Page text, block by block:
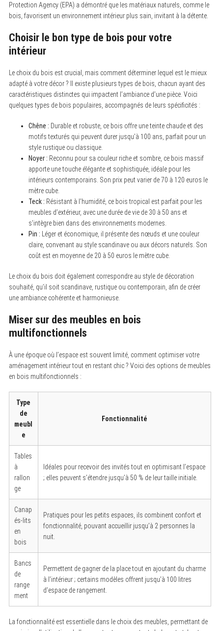
Protection Agency (EPA) a démontré que les matériaux naturels, comme le
bois, favorisent un environnement intérieur plus sain, invitant à la détente.
Choisir le bon type de bois pour votre
intérieur
Le choix du bois est crucial, mais comment déterminer lequel est le mieux
adapté à votre décor ? Il existe plusieurs types de bois, chacun ayant des
caractéristiques distinctes qui impactent l’ambiance d’une pièce. Voici
quelques types de bois populaires, accompagnés de leurs spécificités :
Chêne : Durable et robuste, ce bois offre une teinte chaude et des
motifs texturés qui peuvent durer jusqu’à 100 ans, parfait pour un
style rustique ou classique.
Noyer : Reconnu pour sa couleur riche et sombre, ce bois massif
apporte une touche élégante et sophistiquée, idéale pour les
intérieurs contemporains. Son prix peut varier de 70 à 120 euros le
mètre cube.
Teck : Résistant à l’humidité, ce bois tropical est parfait pour les
meubles d’extérieur, avec une durée de vie de 30 à 50 ans et
s’intègre bien dans des environnements modernes.
Pin : Léger et économique, il présente des nœuds et une couleur
claire, convenant au style scandinave ou aux décors naturels. Son
coût est en moyenne de 20 à 50 euros le mètre cube.
Le choix du bois doit également correspondre au style de décoration
souhaité, qu’il soit scandinave, rustique ou contemporain, afin de créer
une ambiance cohérente et harmonieuse.
Miser sur des meubles en bois
multifonctionnels
À une époque où l’espace est souvent limité, comment optimiser votre
aménagement intérieur tout en restant chic ? Voici des options de meubles
en bois multifonctionnels :
Type
de
meubl
e
Fonctionnalité
Tables
à
rallon
ge
Idéales pour recevoir des invités tout en optimisant l’espace
; elles peuvent s’étendre jusqu’à 50 % de leur taille initiale.
Canap
és-lits
en
bois
Pratiques pour les petits espaces, ils combinent confort et
fonctionnalité, pouvant accueillir jusqu’à 2 personnes la
nuit.
Bancs
de
range
ment
Permettent de gagner de la place tout en ajoutant du charme
à l’intérieur ; certains modèles offrent jusqu’à 100 litres
d’espace de rangement.
La fonctionnalité est essentielle dans le choix des meubles, permettant de
a
: